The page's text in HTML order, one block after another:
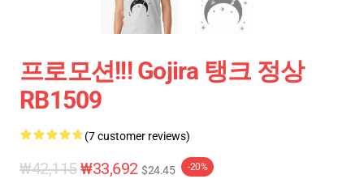
프로모션!!! Gojira 탱크 정상
RB1509
(7 customer reviews)
₩42,115₩33,692 $24.45 -20%